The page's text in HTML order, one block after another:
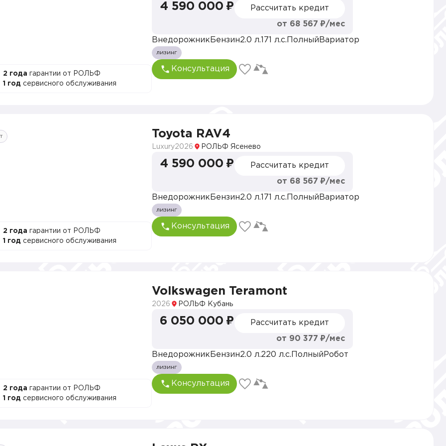
2 года гарантии от РОЛЬФ
1 год сервисного обслуживания
4 590 000 ₽ Рассчитать кредит
от 68 567 ₽/мес
Внедорожник Бензин2.0 л. 171 л.с. Полный Вариатор
лизинг
Консультация
2 года гарантии от РОЛЬФ
1 год сервисного обслуживания
Toyota RAV4
Luxury2026 РОЛЬФ Ясенево
4 590 000 ₽ Рассчитать кредит
от 68 567 ₽/мес
Внедорожник Бензин2.0 л. 171 л.с. Полный Вариатор
лизинг
Консультация
2 года гарантии от РОЛЬФ
1 год сервисного обслуживания
Volkswagen Teramont
2026 РОЛЬФ Кубань
6 050 000 ₽ Рассчитать кредит
от 90 377 ₽/мес
Внедорожник Бензин2.0 л.220 л.с. Полный Робот
лизинг
Консультация